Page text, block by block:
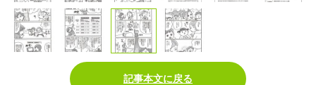
記事本文に戻る